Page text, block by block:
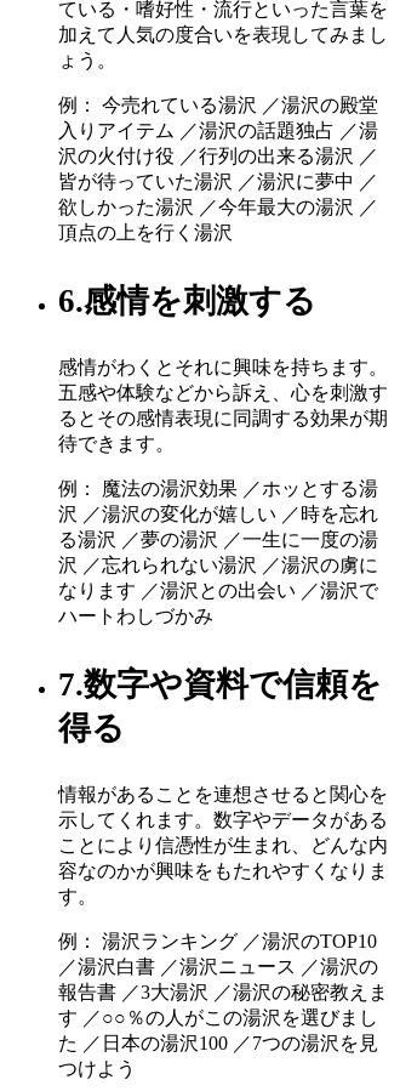
ている・嗜好性・流行といった言葉を
加えて人気の度合いを表現してみまし
ょう。
例： 今売れている湯沢 ／湯沢の殿堂
入りアイテム ／湯沢の話題独占 ／湯
沢の火付け役 ／行列の出来る湯沢 ／
皆が待っていた湯沢 ／湯沢に夢中 ／
欲しかった湯沢 ／今年最大の湯沢 ／
頂点の上を行く湯沢
6.感情を刺激する
感情がわくとそれに興味を持ちます。
五感や体験などから訴え、心を刺激す
るとその感情表現に同調する効果が期
待できます。
例： 魔法の湯沢効果 ／ホッとする湯
沢 ／湯沢の変化が嬉しい ／時を忘れ
る湯沢 ／夢の湯沢 ／一生に一度の湯
沢 ／忘れられない湯沢 ／湯沢の虜に
なります ／湯沢との出会い ／湯沢で
ハートわしづかみ
7.数字や資料で信頼を
得る
情報があることを連想させると関心を
示してくれます。数字やデータがある
ことにより信憑性が生まれ、どんな内
容なのかが興味をもたれやすくなりま
す。
例： 湯沢ランキング ／湯沢のTOP10
／湯沢白書 ／湯沢ニュース ／湯沢の
報告書 ／3大湯沢 ／湯沢の秘密教えま
す ／○○％の人がこの湯沢を選びまし
た ／日本の湯沢100 ／7つの湯沢を見
つけよう